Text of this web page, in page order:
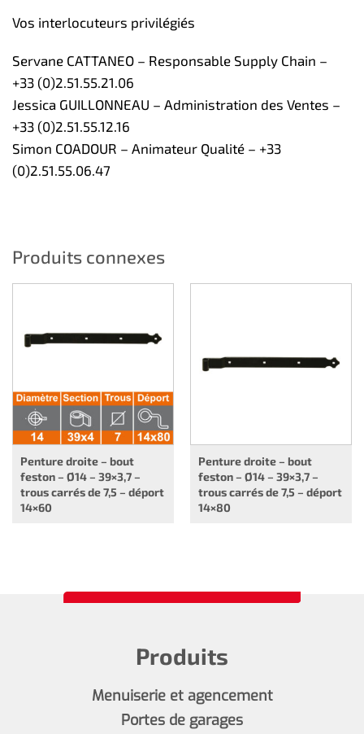
Vos interlocuteurs privilégiés
Servane CATTANEO – Responsable Supply Chain –
+33 (0)2.51.55.21.06
Jessica GUILLONNEAU – Administration des Ventes –
+33 (0)2.51.55.12.16
Simon COADOUR – Animateur Qualité – +33
(0)2.51.55.06.47
Produits connexes
Penture droite – bout
feston – Ø14 – 39×3,7 –
trous carrés de 7,5 – déport
14×60
Penture droite – bout
feston – Ø14 – 39×3,7 –
trous carrés de 7,5 – déport
14×80
Produits
Menuiserie et agencement
Portes de garages